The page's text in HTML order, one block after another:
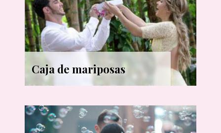
Caja de mariposas